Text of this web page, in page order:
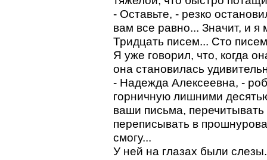
- Оставьте, - резко
вам все равно... Значит, и я
Тридцать писем... Сто
Я уже говорил, что, когда
она становилась
- Надежда Алексеевна, -
горничную лишними
ваши письма, перечитывать
переписывать в
смогу...
У ней на глазах были слезы.